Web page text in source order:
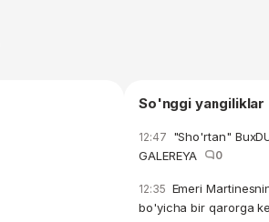
So'nggi yangiliklar
12:47 "Sho'rtan"
GALEREYA
0
12:35 Emeri
bo'yicha bir qarorga